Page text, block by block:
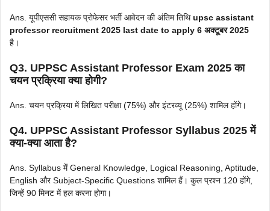
Ans. यूपीएससी सहायक प्रोफेसर भर्ती आवेदन की अंतिम तिथिupsc assistant
professor recruitment 2025 last date to apply 6 अक्टूबर 2025
है।
Q3. UPPSC Assistant Professor Exam 2025 का
चयन प्रक्रिया क्या होगी?
Ans. चयन प्रक्रिया में लिखित परीक्षा (75%) और इंटरव्यू (25%) शामिल होंगे।
Q4. UPPSC Assistant Professor Syllabus 2025 में
क्या-क्या आता है?
Ans. Syllabus में General Knowledge, Logical Reasoning, Aptitude,
English और Subject-Specific Questions शामिल हैं। कुल प्रश्न 120 होंगे,
जिन्हें 90 मिनट में हल करना होगा।